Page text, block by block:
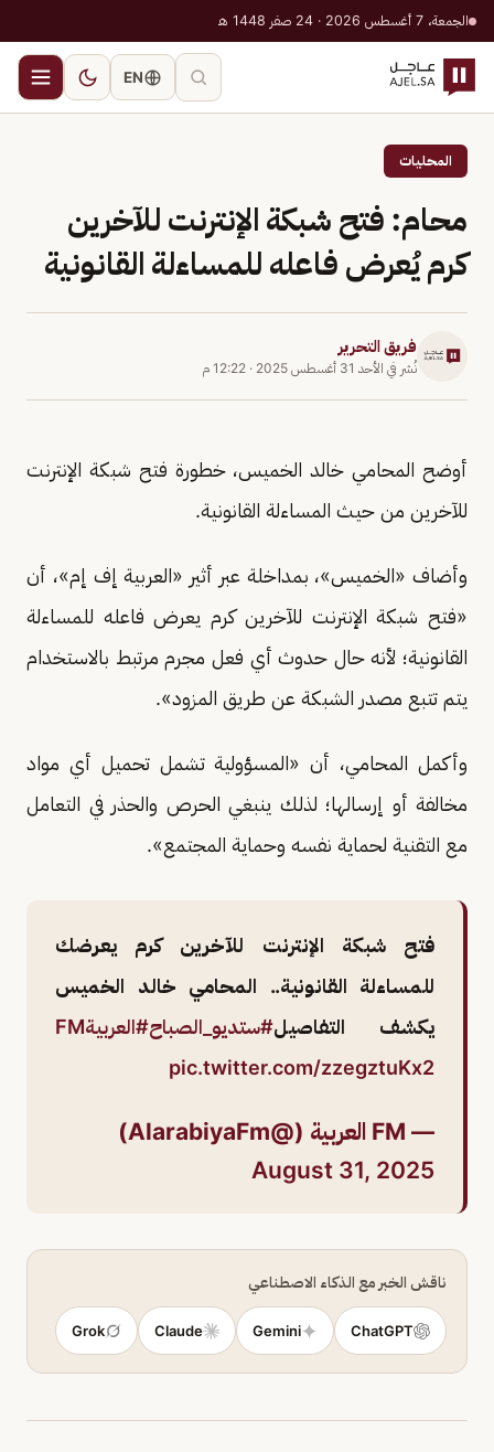
الجمعة، 7 أغسطس 2026 · 24 صفر 1448 هـ
EN
المحليات
محام: فتح شبكة الإنترنت للآخرين
كرم يُعرض فاعله للمساءلة القانونية
فريق التحرير
نُشر في الأحد 31 أغسطس 2025 · 12:22 م
أوضح المحامي خالد الخميس، خطورة فتح شبكة الإنترنت
للآخرين من حيث المساءلة القانونية.
وأضاف «الخميس»، بمداخلة عبر أثير «العربية إف إم»، أن
«فتح شبكة الإنترنت للآخرين كرم يعرض فاعله للمساءلة
القانونية؛ لأنه حال حدوث أي فعل مجرم مرتبط بالاستخدام
يتم تتبع مصدر الشبكة عن طريق المزود».
وأكمل المحامي، أن «المسؤولية تشمل تحميل أي مواد
مخالفة أو إرسالها؛ لذلك ينبغي الحرص والحذر في التعامل
مع التقنية لحماية نفسه وحماية المجتمع».
فتح شبكة الإنترنت للآخرين كرم يعرضك
للمساءلة القانونية.. المحامي خالد الخميس
يكشف التفاصيل#ستديو_الصباح#العربيةFM
pic.twitter.com/zzegztuKx2
— FM العربية (@AlarabiyaFm)
August 31, 2025
ناقش الخبر مع الذكاء الاصطناعي
ChatGPT
Gemini
Claude
Grok